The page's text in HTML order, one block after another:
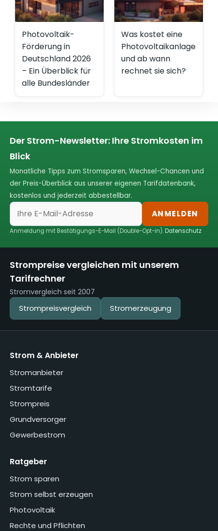
Photovoltaik-
Förderung in
Deutschland 2026
– Ein Überblick für
alle Bundesländer
Was kostet eine
Photovoltaikanlage
und ab wann
rechnet sie sich?
Der Strom-Newsletter: Ihre Stromkosten im
Blick
Monatliche Tipps zum Stromsparen, Wechsel-Chancen und
der Preis-Überblick aus unserer eigenen Tarifdatenbank,
kostenlos und jederzeit abbestellbar.
ANMELDEN
Anmeldung mit Bestätigungs-E-Mail (Double-Opt-in).Datenschutz
Strompreise vergleichen mit unserem
Tarifrechner
Stromvergleich seit 2007
Strompreisvergleich Stromerzeugung
Strom & Anbieter
Stromanbieter
Stromtarife
Strompreis
Grundversorger
Gewerbestrom
Ratgeber
Strom sparen
Strom selbst erzeugen
Photovoltaik
Rechte und Pflichten